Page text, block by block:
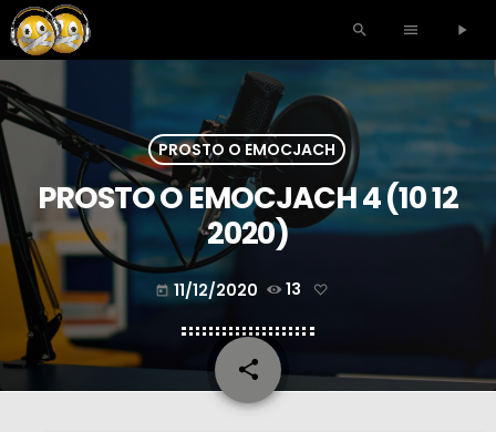
search menu play_arrow
PROSTO O EMOCJACH
PROSTO O EMOCJACH 4 (10 12
2020)
today 11/12/2020 13
share
email